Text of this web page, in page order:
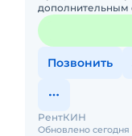
дополнительным
гидромолот,
спецтехники -
Позвонить
Обновлено сегодня
РентКИН